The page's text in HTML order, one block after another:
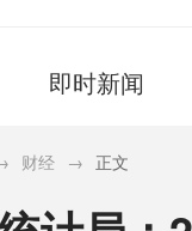
即时新闻
财经 → 正文